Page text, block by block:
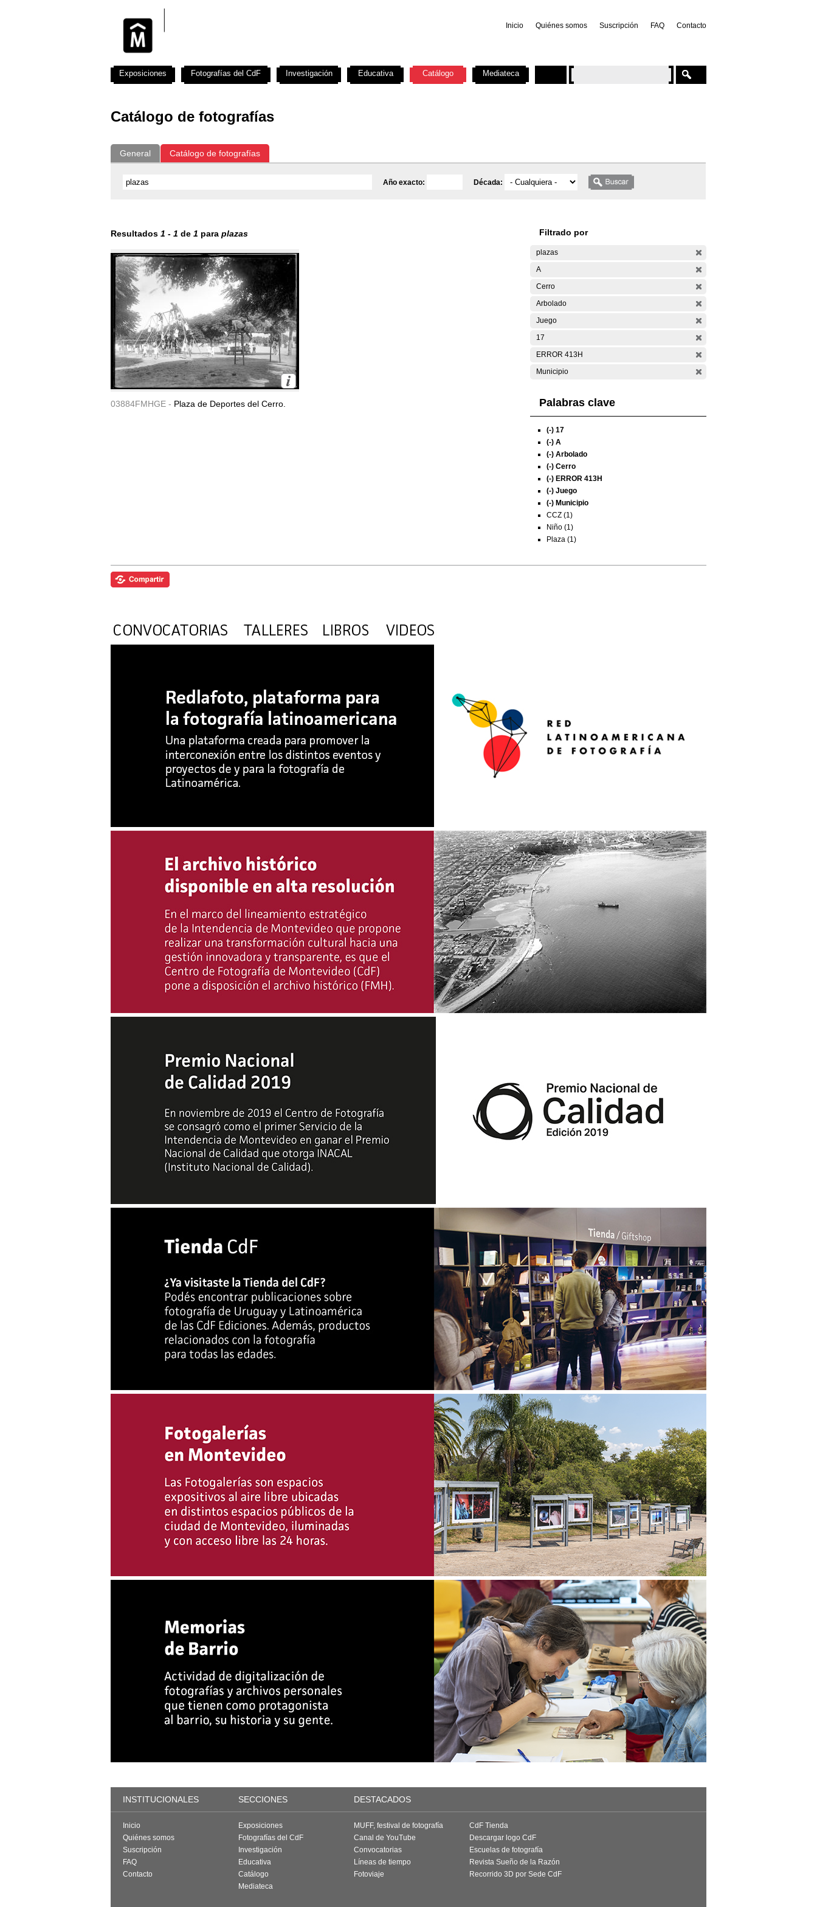
Inicio Quiénes somos Suscripción FAQ Contacto
Catálogo de fotografías
General Catálogo de fotografías
Año exacto: Década:
Resultados 1 - 1 de 1 para plazas
03884FMHGE - Plaza de Deportes del Cerro.
Filtrado por
plazas
A
Cerro
Arbolado
Juego
17
ERROR 413H
Municipio
Palabras clave
(-) 17
(-) A
(-) Arbolado
(-) Cerro
(-) ERROR 413H
(-) Juego
(-) Municipio
CCZ (1)
Niño (1)
Plaza (1)
Exposiciones Fotografías del CdF Investigación Educativa Catálogo Mediateca
INSTITUCIONALES SECCIONES DESTACADOS
Inicio
Quiénes somos
Suscripción
FAQ
Contacto
Exposiciones
Fotografías del CdF
Investigación
Educativa
Catálogo
Mediateca
MUFF, festival de fotografía
Canal de YouTube
Convocatorias
Líneas de tiempo
Fotoviaje
CdF Tienda
Descargar logo CdF
Escuelas de fotografía
Revista Sueño de la Razón
Recorrido 3D por Sede CdF